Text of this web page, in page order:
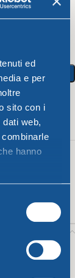
ed
e per
sito con i
web,
hanno